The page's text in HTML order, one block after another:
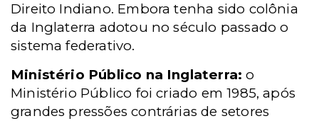
Direito Indiano. Embora tenha sido colônia
da Inglaterra adotou no século passado o
sistema federativo.
Ministério Público na Inglaterra: o
Ministério Público foi criado em 1985, após
grandes pressões contrárias de setores